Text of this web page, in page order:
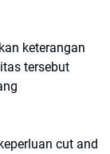
keterangan
tersebut
cut and